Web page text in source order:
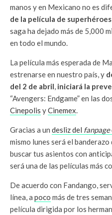
manos y en Mexicano no es
de la película de superhéroes
saga ha dejado más de 5,000
en todo el mundo.
La película más esperada de
estrenarse en nuestro país, y
del 2 de abril, iniciará la
“Avengers: Endgame” en las
Cinepolis yCinemex.
Gracias a un desliz del fanpage
mismo lunes será el
buscar tus asientos con
será una de las películas más
De acuerdo con Fandango,
línea, a poco más de tres
película dirigida por los